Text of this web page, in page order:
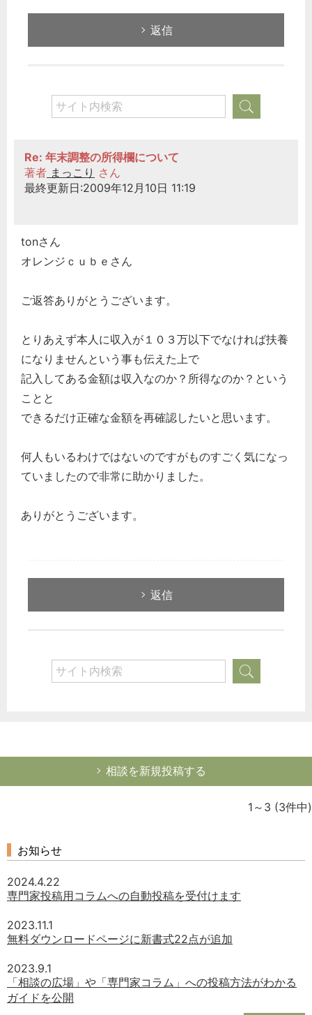
返信
Re: 年末調整の所得欄について
著者 まっこり さん
最終更新日:2009年12月10日 11:19
tonさん
オレンジｃｕｂｅさん
ご返答ありがとうございます。
とりあえず本人に収入が１０３万以下でなければ扶養
になりませんという事も伝えた上で
記入してある金額は収入なのか？所得なのか？という
ことと
できるだけ正確な金額を再確認したいと思います。
何人もいるわけではないのですがものすごく気になっ
ていましたので非常に助かりました。
ありがとうございます。
返信
相談を新規投稿する
総務の給湯室
秘書のノウハウ
1～3 (3件中)
お知らせ
2024.4.22
専門家投稿用コラムへの自動投稿を受付けます
2023.11.1
無料ダウンロードページに新書式22点が追加
2023.9.1
「相談の広場」や「専門家コラム」への投稿方法がわかる
ガイドを公開